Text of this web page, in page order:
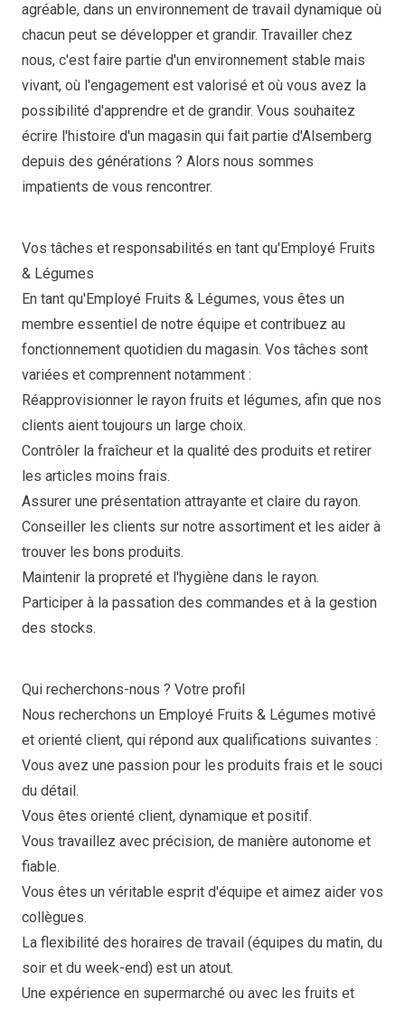
agréable, dans un environnement de travail dynamique où
chacun peut se développer et grandir. Travailler chez
nous, c'est faire partie d'un environnement stable mais
vivant, où l'engagement est valorisé et où vous avez la
possibilité d'apprendre et de grandir. Vous souhaitez
écrire l'histoire d'un magasin qui fait partie d'Alsemberg
depuis des générations ? Alors nous sommes
impatients de vous rencontrer.
Vos tâches et responsabilités en tant qu'Employé Fruits
& Légumes
En tant qu'Employé Fruits & Légumes, vous êtes un
membre essentiel de notre équipe et contribuez au
fonctionnement quotidien du magasin. Vos tâches sont
variées et comprennent notamment :
Réapprovisionner le rayon fruits et légumes, afin que nos
clients aient toujours un large choix.
Contrôler la fraîcheur et la qualité des produits et retirer
les articles moins frais.
Assurer une présentation attrayante et claire du rayon.
Conseiller les clients sur notre assortiment et les aider à
trouver les bons produits.
Maintenir la propreté et l'hygiène dans le rayon.
Participer à la passation des commandes et à la gestion
des stocks.
Qui recherchons-nous ? Votre profil
Nous recherchons un Employé Fruits & Légumes motivé
et orienté client, qui répond aux qualifications suivantes :
Vous avez une passion pour les produits frais et le souci
du détail.
Vous êtes orienté client, dynamique et positif.
Vous travaillez avec précision, de manière autonome et
fiable.
Vous êtes un véritable esprit d'équipe et aimez aider vos
collègues.
La flexibilité des horaires de travail (équipes du matin, du
soir et du week-end) est un atout.
Une expérience en supermarché ou avec les fruits et